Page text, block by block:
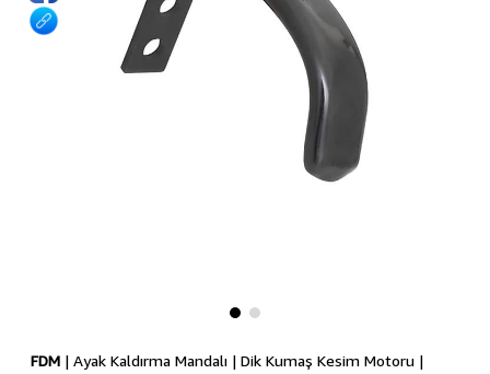
FDM| Ayak Kaldırma Mandalı | Dik Kumaş Kesim Motoru |